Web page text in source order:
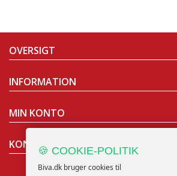
OVERSIGT
INFORMATION
MIN KONTO
KONTAKT OS
🍪 COOKIE-POLITIK
Biva.dk bruger cookies til